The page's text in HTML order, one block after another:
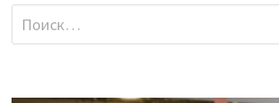
Найти: